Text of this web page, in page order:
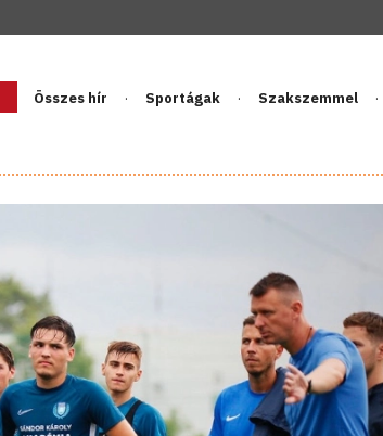
Összes hír Sportágak Szakszemmel